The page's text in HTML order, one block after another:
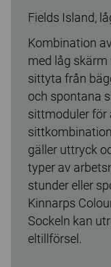
Fields Island,
Kombination
med låg
sittyta från
och spontana
sittmoduler för
gäller uttryck
typer av
stunder eller
Kinnarps
Sockeln kan
eltillförsel.